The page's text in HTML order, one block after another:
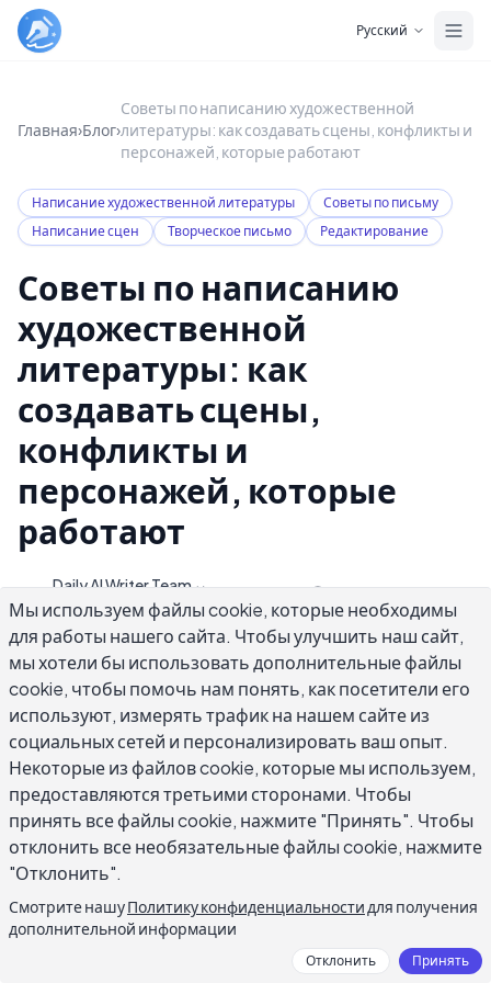
Русский
Главная›Блог›
Советы по написанию художественной
литературы: как создавать сцены, конфликты и
персонажей, которые работают
Написание художественной литературы
Советы по письму
Написание сцен
Творческое письмо Редактирование
Советы по написанию
художественной
литературы: как
создавать сцены,
конфликты и
персонажей, которые
работают
D Daily AI Writer Team
Автор
2026-06-04 10min read
Большинство советов по написанию
художественной литературы сосредоточены
на общей картине: развивайте свой стиль,
найдите свою историю, пишите каждый день.
Это важно, но это не помогает вам исправить
абзац, который не работает прямо сейчас. В
этом руководстве описаны практические
методы создания художественной
литературы, которые делают историю
Мы используем файлы cookie, которые необходимы
для работы нашего сайта. Чтобы улучшить наш сайт,
мы хотели бы использовать дополнительные файлы
cookie, чтобы помочь нам понять, как посетители его
используют, измерять трафик на нашем сайте из
социальных сетей и персонализировать ваш опыт.
Некоторые из файлов cookie, которые мы используем,
предоставляются третьими сторонами. Чтобы
принять все файлы cookie, нажмите "Принять". Чтобы
отклонить все необязательные файлы cookie, нажмите
"Отклонить".
Смотрите нашуПолитику конфиденциальности для получения
дополнительной информации
Отклонить Принять